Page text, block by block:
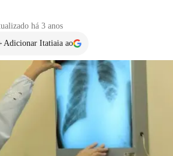
há 3 anos
Adicionar Itatiaia ao